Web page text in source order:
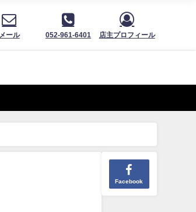
メール 052-961-6401 店主プロフィール
Facebook